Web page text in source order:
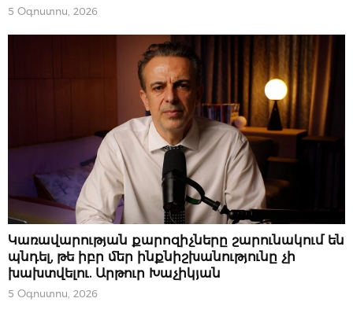
5 Օգոստոս, 2026
ԿԱՐԵՎՈՐԸ
Կառավարության քարոզիչները շարունակում են
պնդել, թե իբր մեր ինքնիշխանությունը չի
խախտվելու. Արթուր Խաչիկյան
5 Օգոստոս, 2026